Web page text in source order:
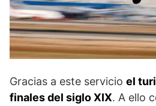
Gracias a este servicio el
finales del siglo XIX. A ello